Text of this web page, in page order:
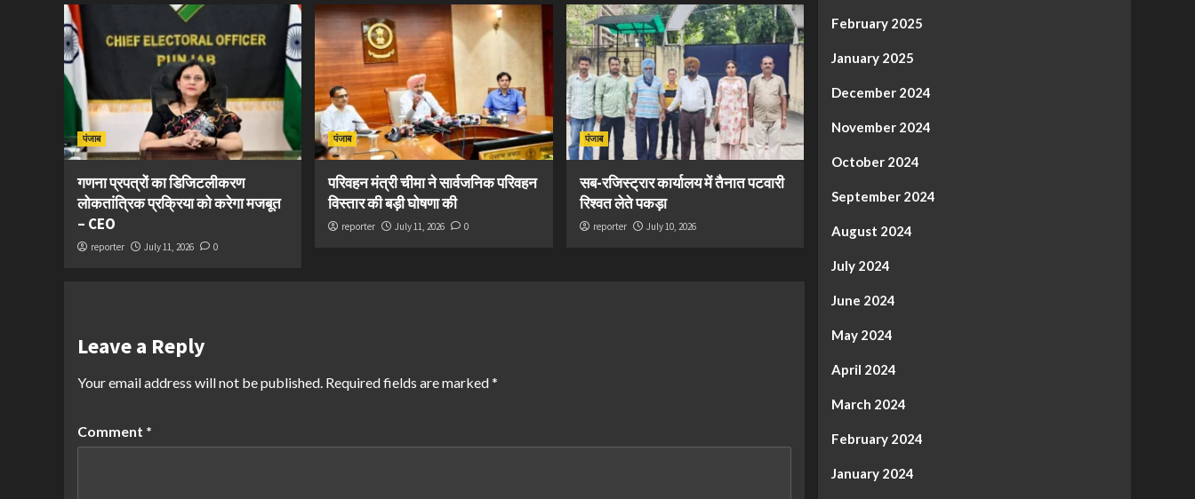
पंजाब
गणना प्रपत्रों का डिजिटलीकरण
लोकतांत्रिक प्रक्रिया को करेगा मजबूत
– CEO
reporter July 11, 2026 0
पंजाब
परिवहन मंत्री चीमा ने सार्वजनिक परिवहन
विस्तार की बड़ी घोषणा की
reporter July 11, 2026 0
पंजाब
सब-रजिस्ट्रार कार्यालय में तैनात पटवारी
रिश्वत लेते पकड़ा
reporter July 10, 2026
Leave a Reply
Your email address will not be published. Required fields are marked*
Comment *
February 2025
January 2025
December 2024
November 2024
October 2024
September 2024
August 2024
July 2024
June 2024
May 2024
April 2024
March 2024
February 2024
January 2024